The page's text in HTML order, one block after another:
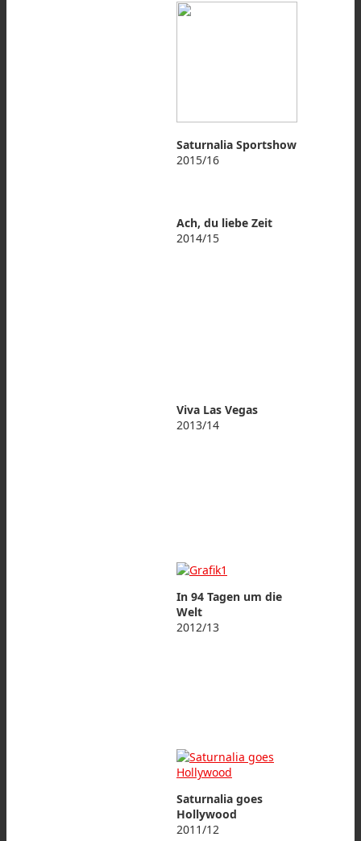
Saturnalia Sportshow
2015/16
Ach, du liebe Zeit
2014/15
Viva Las Vegas
2013/14
In 94 Tagen um die
Welt
2012/13
Saturnalia goes
Hollywood
2011/12